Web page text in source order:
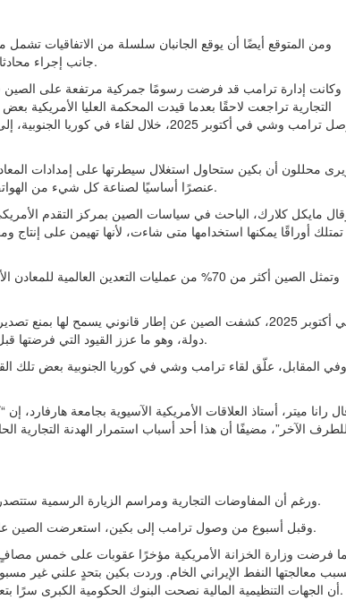
ومن المتوقع أيضًا أن يوقع الجانبان سلسلة من الاتفاقيات
جانب إجراء محادثات بشأن إنشاء أطر جديدة لتسهيل التجارة والاستثمار المتبادل.
التجارية تراجعت لاحقًا بعدما قيدت المحكمة العليا الأمريكية
توصل ترامب وشي في أكتوبر 2025، خلال
عنصرًا أساسيًا لصناعة كل شيء من الهواتف الذكية إلى الطائرات المقاتلة — لتحسين موقعها التفاوضي.
مايكل كلارك، الباحث في سياسات الصين بمركز التقدم
تمتلك أوراقًا يمكنها استخدامها متى شاءت، لأنها تهيمن على إنتاج
وفي أكتوبر 2025، كشفت الصين عن إطار قانوني يسمح لها
دولة، وهو ما عزز القيود التي فرضتها قبل ذلك بأشهر على سبعة معادن نادرة مهمة للصناعات الدفاعية.
وفي المقابل، علّق لقاء ترامب وشي في كوريا الجنوبية بعض تلك
رانا ميتر، أستاذ العلاقات الأمريكية الآسيوية بجامعة
للطرف الآخر”، مضيفًا أن هذا أحد أسباب استمرار الهدنة التجارية
ورغم أن المفاوضات التجارية ومراسم الزيارة الرسمية ستتصدر المشهد، فإن الحرب الإيرانية ستلقي بظلال ثقيلة على القمة.
وقبل أسبوع من وصول ترامب إلى بكين، استعرضت الصين علاقاتها الوثيقة مع طهران عبر استضافة وزير الخارجية الإيراني.
فرضت وزارة الخزانة الأمريكية مؤخرًا عقوبات على خمس مصافٍ
معالجتها النفط الإيراني الخام. وردت بكين بتحدٍ علني غير
أن الجهات التنظيمية المالية نصحت البنوك الحكومية الكبرى سرًا بتعليق القروض الجديدة للمصافي المدرجة على القائمة السوداء.